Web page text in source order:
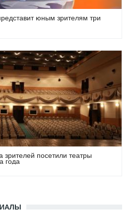
юным зрителям три
посетили театры
года